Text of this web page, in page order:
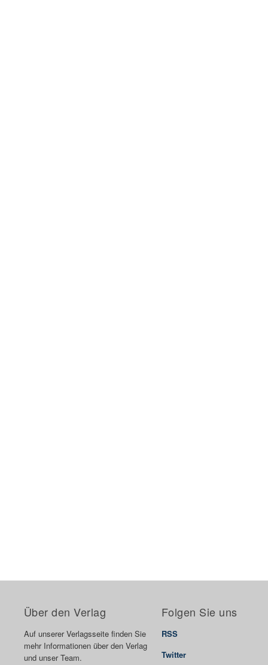
Über den Verlag
Auf unserer Verlagsseite finden Sie
mehr Informationen über den Verlag
und unser Team.
Folgen Sie uns
RSS
Twitter